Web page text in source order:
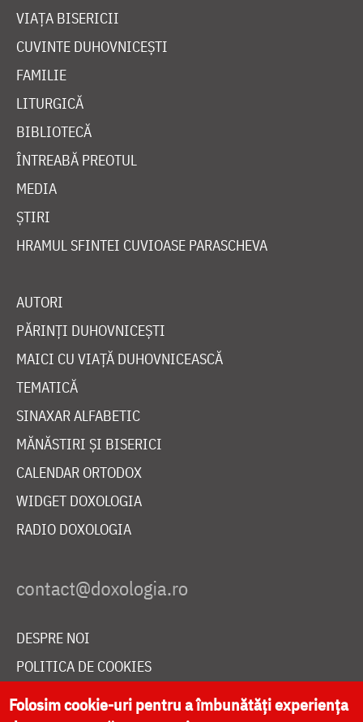
VIAȚA BISERICII
CUVINTE DUHOVNICEȘTI
FAMILIE
LITURGICĂ
BIBLIOTECĂ
ÎNTREABĂ PREOTUL
MEDIA
ȘTIRI
HRAMUL SFINTEI CUVIOASE PARASCHEVA
AUTORI
PĂRINȚI DUHOVNICEȘTI
MAICI CU VIAȚĂ DUHOVNICEASCĂ
TEMATICĂ
SINAXAR ALFABETIC
MĂNĂSTIRI ȘI BISERICI
CALENDAR ORTODOX
WIDGET DOXOLOGIA
RADIO DOXOLOGIA
DESPRE NOI
POLITICA DE COOKIES
DONEAZĂ ONLINE PENTRU CATEDRALA NAȚIONALĂ
Folosim cookie-uri pentru a îmbunătăți experiența